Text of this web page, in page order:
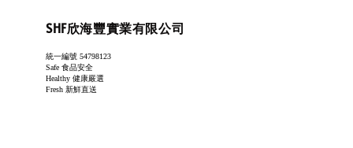
SHF欣海豐實業有限公司
統一編號 54798123
Safe 食品安全
Healthy 健康嚴選
Fresh 新鮮直送